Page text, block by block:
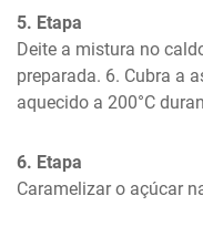
5. Etapa
Deite a mistura no
preparada. 6. Cubra a
aquecido a 200°C
6. Etapa
Caramelizar o açúcar